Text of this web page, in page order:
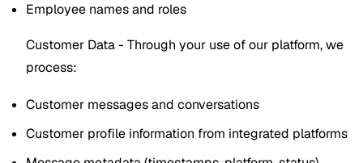
Employee names and roles
Customer Data - Through your use of our platform, we
process:
Customer messages and conversations
Customer profile information from integrated platforms